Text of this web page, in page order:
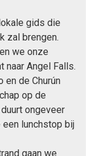
gids die
zal brengen.
we onze
naar Angel Falls.
en de Churún
op de
ongeveer
een lunchstop bij
gaan we